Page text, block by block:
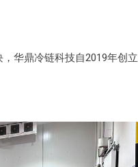
华鼎冷链科技自2019年创立